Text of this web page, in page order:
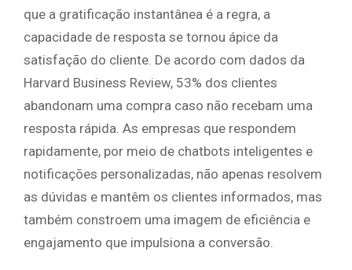
que a gratificação instantânea é a regra, a
capacidade de resposta se tornou ápice da
satisfação do cliente. De acordo com dados da
Harvard Business Review, 53% dos clientes
abandonam uma compra caso não recebam uma
resposta rápida. As empresas que respondem
rapidamente, por meio de chatbots inteligentes e
notificações personalizadas, não apenas resolvem
as dúvidas e mantêm os clientes informados, mas
também constroem uma imagem de eficiência e
engajamento que impulsiona a conversão.